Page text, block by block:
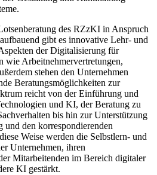
des RZzKI in Anspruch
gibt es innovative Lehr- und
der Digitalisierung für
wie Arbeitnehmervertretungen,
stehen den Unternehmen
Beratungsmöglichkeiten zur
reicht von der Einführung und
und KI, der Beratung zu
bis hin zur Unterstützung
den korrespondierenden
Weise werden die Selbstlern- und
Unternehmen, ihren
Mitarbeitenden im Bereich digitaler
KI gestärkt.